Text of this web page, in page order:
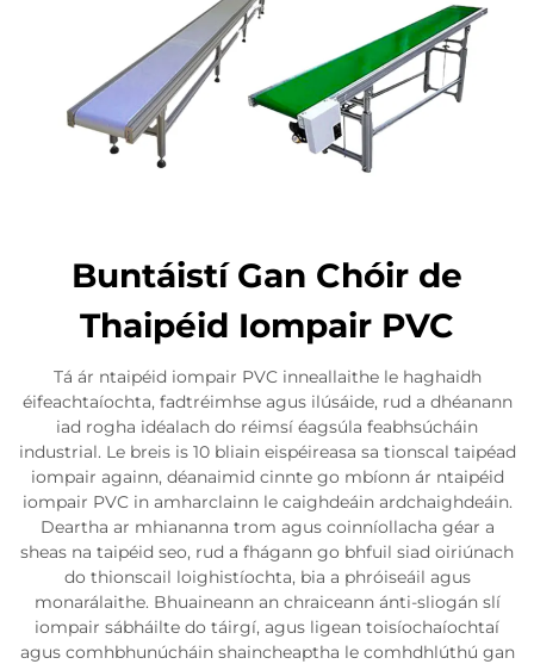
Buntáistí Gan Chóir de
Thaipéid Iompair PVC
Tá ár ntaipéid iompair PVC inneallaithe le haghaidh
éifeachtaíochta, fadtréimhse agus ilúsáide, rud a dhéanann
iad rogha idéalach do réimsí éagsúla feabhsúcháin
industrial. Le breis is 10 bliain eispéireasa sa tionscal taipéad
iompair againn, déanaimid cinnte go mbíonn ár ntaipéid
iompair PVC in amharclainn le caighdeáin ardchaighdeáin.
Deartha ar mhiananna trom agus coinníollacha géar a
sheas na taipéid seo, rud a fhágann go bhfuil siad oiriúnach
do thionscail loighistíochta, bia a phróiseáil agus
monarálaithe. Bhuaineann an chraiceann ánti-sliogán slí
iompair sábháilte do táirgí, agus ligean toisíochaíochtaí
agus comhbhunúcháin shaincheaptha le comhdhlúthú gan